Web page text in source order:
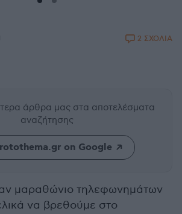
2 ΣΧΟΛΙΑ
άρθρα μας στα αποτελέσματα
αναζήτησης
on Google
μαραθώνιο τηλεφωνημάτων
να βρεθούμε στο